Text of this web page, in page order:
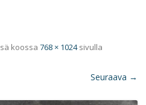
koossa 768 × 1024sivulla
Seuraava →